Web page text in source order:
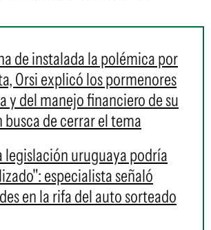
de instalada la polémica por
Orsi explicó los pormenores
y del manejo financiero de su
busca de cerrar el tema
legislación uruguaya podría
especialista señaló
en la rifa del auto sorteado